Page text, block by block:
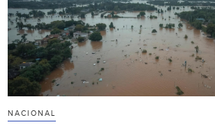
NACIONAL